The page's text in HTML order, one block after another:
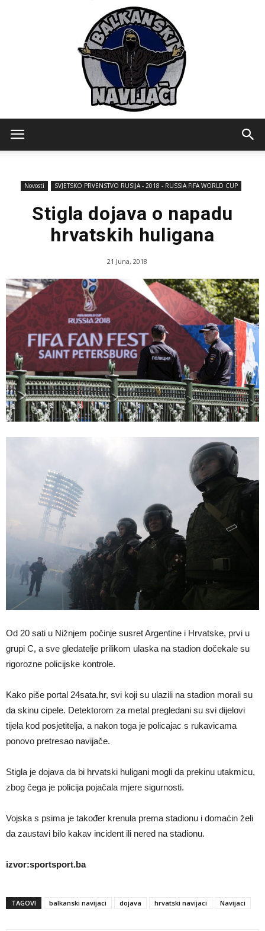
Novosti SVJETSKO PRVENSTVO RUSIJA - 2018 - RUSSIA FIFA WORLD CUP
Stigla dojava o napadu
hrvatskih huligana
21 Juna, 2018
Od 20 sati u Nižnjem počinje susret Argentine i Hrvatske, prvi u
grupi C, a sve gledatelje prilikom ulaska na stadion dočekale su
rigorozne policijske kontrole.
Kako piše portal 24sata.hr, svi koji su ulazili na stadion morali su
da skinu cipele. Detektorom za metal pregledani su svi dijelovi
tijela kod posjetitelja, a nakon toga je policajac s rukavicama
ponovo pretresao navijače.
Stigla je dojava da bi hrvatski huligani mogli da prekinu utakmicu,
zbog čega je policija pojačala mjere sigurnosti.
Vojska s psima je također krenula prema stadionu i domaćin želi
da zaustavi bilo kakav incident ili nered na stadionu.
izvor:sportsport.ba
TAGOVI balkanski navijaci dojava hrvatski navijaci Navijaci